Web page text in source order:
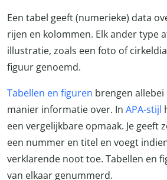
Een tabel geeft (numerieke) data
rijen en kolommen. Elk ander type
illustratie, zoals een foto of
figuur genoemd.
Tabellen en figuren brengen
manier informatie over. In APA-stijl
een vergelijkbare opmaak. Je geeft
een nummer en titel en voegt
verklarende noot toe. Tabellen en
van elkaar genummerd.